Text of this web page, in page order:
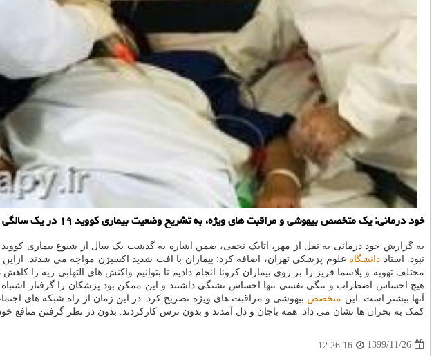
خود درمانی: یک متخصص بیهوشی و مراقبت های ویژه، به تشریح وضعیت بیماری کووید ۱۹ در یک سالگی انتشار کرونا در کشور پرداخت.
نبود. استاد دانشگاه علوم پزشکی تهران، اضافه کرد: بیماران با افت شدید اکسیژن مواجه می شدند.
مختلف تهویه و پلاسما فریز را بر روی بیماران کرونا انجام دادیم تا بتوانیم واکنش های التهابی ریه
آنها بیشتر است. این متخصص بیهوشی و مراقبت های ویژه تصریح کرد: در این زمان از راه شبکه های
کمک به بحران ها نشان می داد. همه باجان و دل آمدند و بدون ترس کارکردند. بدون در نظر گرفتن منافع خود
1399/11/26
12:26:16